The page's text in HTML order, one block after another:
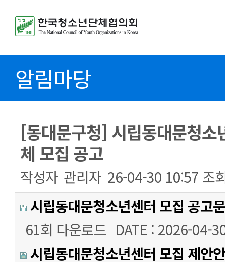
알림마당
[동대문구청] 시립동대문청소
체 모집 공고
작성자 관리자 26-04-30 10:57 조
시립동대문청소년센터 모집 공고
61회 다운로드 DATE : 2026-04-
시립동대문청소년센터 모집 제안